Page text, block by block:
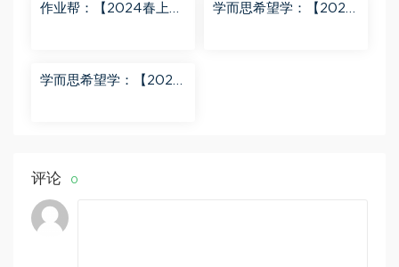
作业帮：【2024春上】
学而思希望学：【2024
学而思希望学：【2023
评论 0